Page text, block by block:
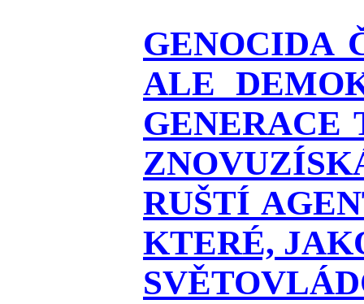
GENOCIDA
ALE
RUŠTÍ
KTERÉ,